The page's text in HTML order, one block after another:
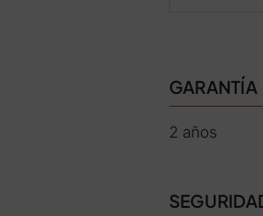
GARANTÍA
2 años